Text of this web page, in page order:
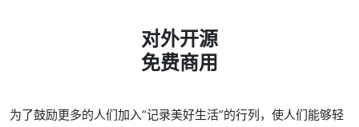
对外开源
免费商用
为了鼓励更多的人们加入“记录美好生活”的行列，使人们能够轻